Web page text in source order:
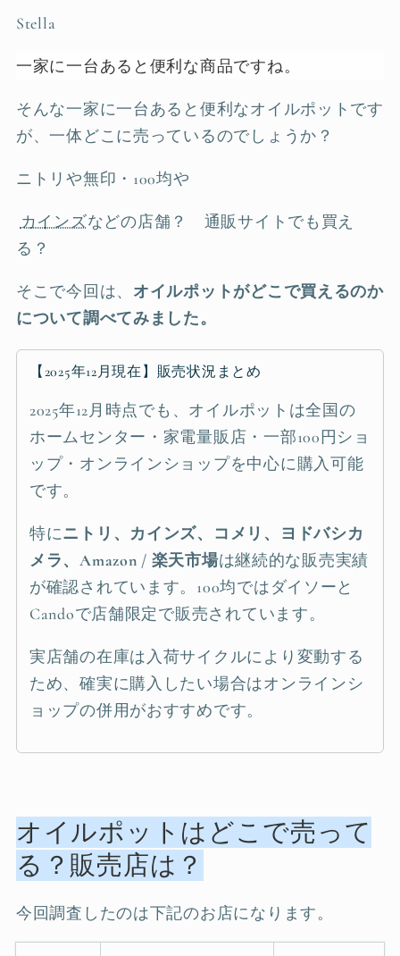
Stella
一家に一台あると便利な商品ですね。
そんな一家に一台あると便利なオイルポットです
が、一体どこに売っているのでしょうか？
ニトリや無印・100均や
カインズなどの店舗？ 通販サイトでも買え
る？
そこで今回は、 オイルポットがどこで買えるのか
について調べてみました。
【2025年12月現在】販売状況まとめ
2025年12月時点でも、オイルポットは全国の
ホームセンター・家電量販店・一部100円ショ
ップ・オンラインショップを中心に購入可能
です。
特にニトリ、カインズ、コメリ、ヨドバシカ
メラ、Amazon / 楽天市場は継続的な販売実績
が確認されています。100均ではダイソーと
Candoで店舗限定で販売されています。
実店舗の在庫は入荷サイクルにより変動する
ため、確実に購入したい場合はオンラインシ
ョップの併用がおすすめです。
オイルポットはどこで売って
る？販売店は？
今回調査したのは下記のお店になります。